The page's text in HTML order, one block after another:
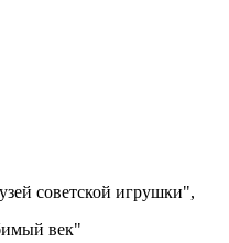
советской игрушки",
век"